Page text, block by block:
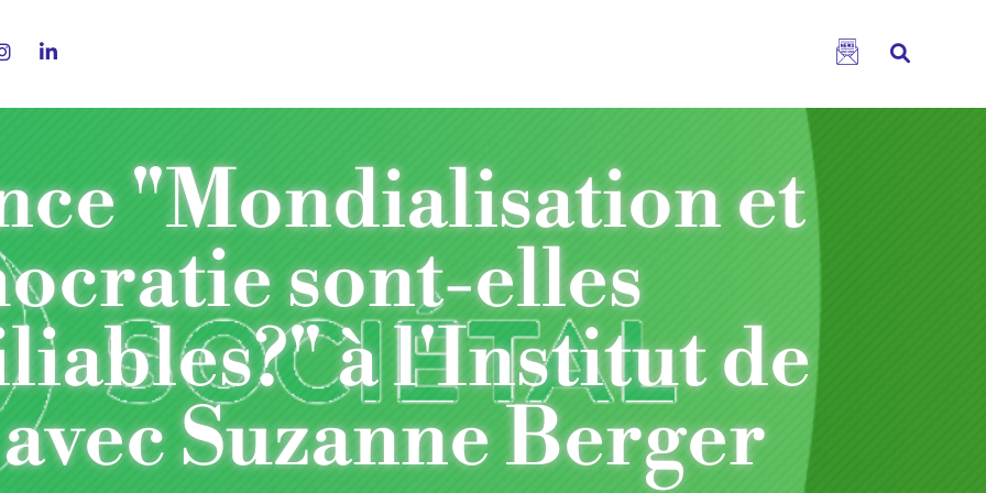
"Mondialisation et
sont-elles
à l'Institut de
Suzanne Berger